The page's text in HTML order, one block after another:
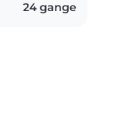
24 gange